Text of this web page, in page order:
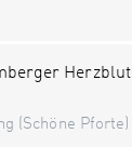
Herzblut
(Schöne Pforte)